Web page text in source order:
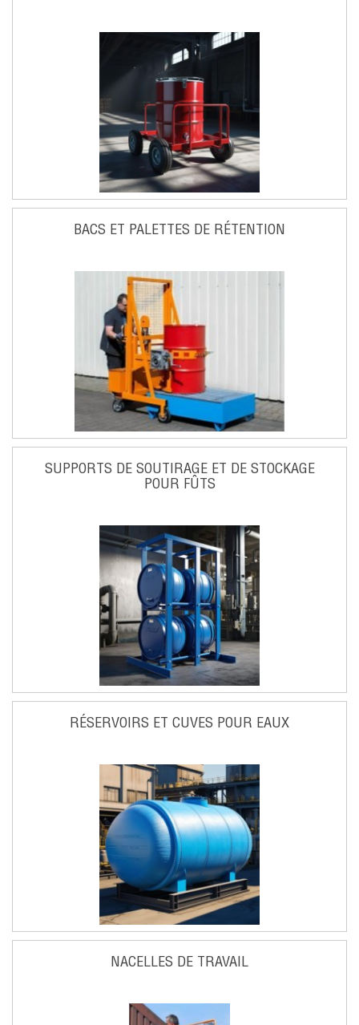
BACS ET PALETTES DE RÉTENTION
SUPPORTS DE SOUTIRAGE ET DE STOCKAGE
POUR FÛTS
RÉSERVOIRS ET CUVES POUR EAUX
NACELLES DE TRAVAIL